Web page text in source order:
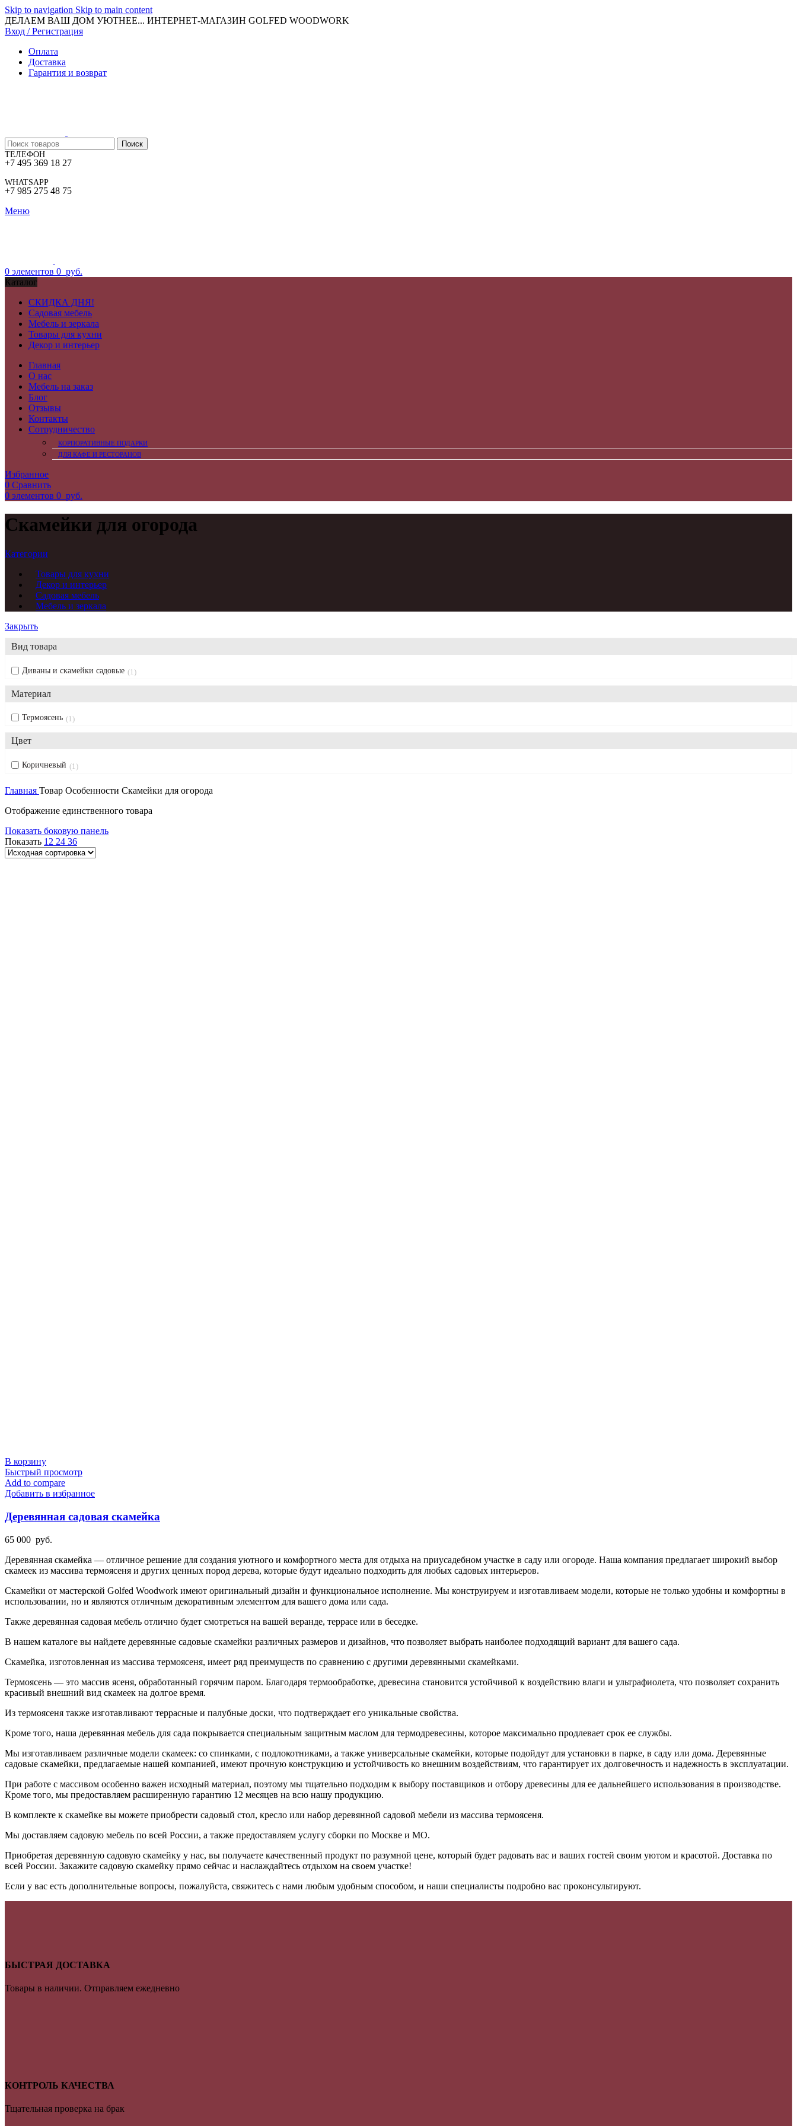
Skip to navigation Skip to main content
ДЕЛАЕМ ВАШ ДОМ УЮТНЕЕ... ИНТЕРНЕТ-МАГАЗИН GOLFED WOODWORK
Вход / Регистрация
Оплата
Доставка
Гарантия и возврат
Поиск
ТЕЛЕФОН
+7 495 369 18 27
WHATSAPP
+7 985 275 48 75
Меню
0 элементов 0 руб.
Каталог
СКИДКА ДНЯ!
Садовая мебель
Мебель и зеркала
Товары для кухни
Декор и интерьер
Главная
О нас
Мебель на заказ
Блог
Отзывы
Контакты
Сотрудничество
КОРПОРАТИВНЫЕ ПОДАРКИ
ДЛЯ КАФЕ И РЕСТОРАНОВ
Избранное
0 Сравнить
0 элементов 0 руб.
Скамейки для огорода
Категории
Товары для кухни
Декор и интерьер
Садовая мебель
Мебель и зеркала
Закрыть
Вид товара
Диваны и скамейки садовые 1
Материал
Термоясень 1
Цвет
Коричневый 1
Главная Товар Особенности Скамейки для огорода
Отображение единственного товара
Показать боковую панель
Показать 12 24 36
В корзину
Быстрый просмотр
Add to compare
Добавить в избранное
Деревянная садовая скамейка
65 000 руб.
Деревянная скамейка — отличное решение для создания уютного и комфортного места для отдыха на приусадебном участке в саду или огороде. Наша компания предлагает широкий выбор
скамеек из массива термоясеня и других ценных пород дерева, которые будут идеально подходить для любых садовых интерьеров.
Скамейки от мастерской Golfed Woodwork имеют оригинальный дизайн и функциональное исполнение. Мы конструируем и изготавливаем модели, которые не только удобны и комфортны в
использовании, но и являются отличным декоративным элементом для вашего дома или сада.
Также деревянная садовая мебель отлично будет смотреться на вашей веранде, террасе или в беседке.
В нашем каталоге вы найдете деревянные садовые скамейки различных размеров и дизайнов, что позволяет выбрать наиболее подходящий вариант для вашего сада.
Скамейка, изготовленная из массива термоясеня, имеет ряд преимуществ по сравнению с другими деревянными скамейками.
Термоясень — это массив ясеня, обработанный горячим паром. Благодаря термообработке, древесина становится устойчивой к воздействию влаги и ультрафиолета, что позволяет сохранить
красивый внешний вид скамеек на долгое время.
Из термоясеня также изготавливают террасные и палубные доски, что подтверждает его уникальные свойства.
Кроме того, наша деревянная мебель для сада покрывается специальным защитным маслом для термодревесины, которое максимально продлевает срок ее службы.
Мы изготавливаем различные модели скамеек: со спинками, с подлокотниками, а также универсальные скамейки, которые подойдут для установки в парке, в саду или дома. Деревянные
садовые скамейки, предлагаемые нашей компанией, имеют прочную конструкцию и устойчивость ко внешним воздействиям, что гарантирует их долговечность и надежность в эксплуатации.
При работе с массивом особенно важен исходный материал, поэтому мы тщательно подходим к выбору поставщиков и отбору древесины для ее дальнейшего использования в производстве.
Кроме того, мы предоставляем расширенную гарантию 12 месяцев на всю нашу продукцию.
В комплекте к скамейке вы можете приобрести садовый стол, кресло или набор деревянной садовой мебели из массива термоясеня.
Мы доставляем садовую мебель по всей России, а также предоставляем услугу сборки по Москве и МО.
Приобретая деревянную садовую скамейку у нас, вы получаете качественный продукт по разумной цене, который будет радовать вас и ваших гостей своим уютом и красотой. Доставка по
всей России. Закажите садовую скамейку прямо сейчас и наслаждайтесь отдыхом на своем участке!
Если у вас есть дополнительные вопросы, пожалуйста, свяжитесь с нами любым удобным способом, и наши специалисты подробно вас проконсультируют.
БЫСТРАЯ ДОСТАВКА
Товары в наличии. Отправляем ежедневно
КОНТРОЛЬ КАЧЕСТВА
Тщательная проверка на брак